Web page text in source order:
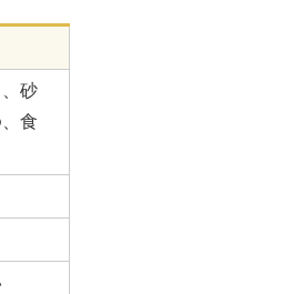
砂
食